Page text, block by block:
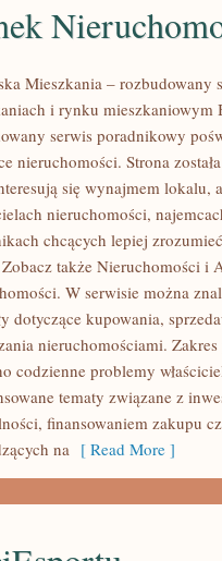
Mieszkania – rozbudowany
i rynku mieszkaniowym
serwis poradnikowy
nieruchomości. Strona
się wynajmem lokalu,
nieruchomości,
chcących lepiej
także Nieruchomości i
W serwisie można
dotyczące kupowania,
nieruchomościami.
codzienne problemy
tematy związane z
finansowaniem zakupu
na [ Read More ]